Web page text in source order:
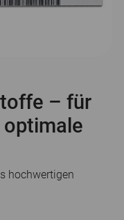
– für
optimale
hochwertigen